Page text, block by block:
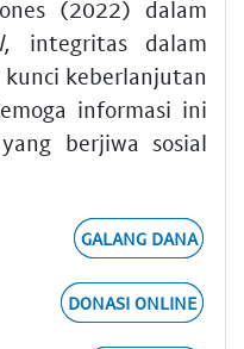
(2022) dalam
, integritas dalam
kunci keberlanjutan
informasi ini
berjiwa sosial
GALANG DANA
DONASI ONLINE